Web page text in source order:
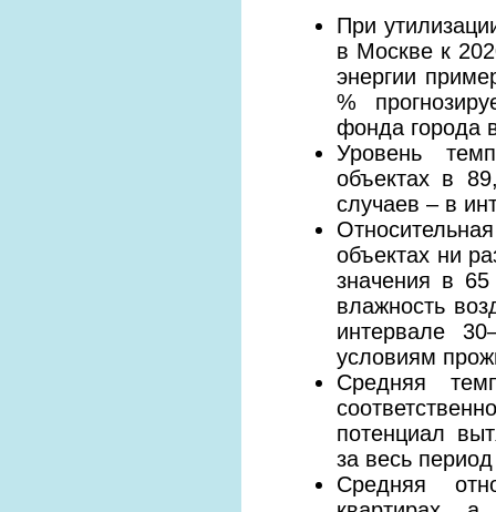
При
в Москве к
энергии
%
фонда города
Уровень
объектах в
случаев – в
объектах ни
значения в
влажность
интервале
условиям
Средняя
потенциал
за весь
Средняя